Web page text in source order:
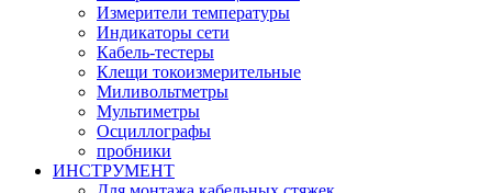
Измерители температуры
Индикаторы сети
Кабель-тестеры
Клещи токоизмерительные
Миливольтметры
Мультиметры
Осциллографы
пробники
ИНСТРУМЕНТ